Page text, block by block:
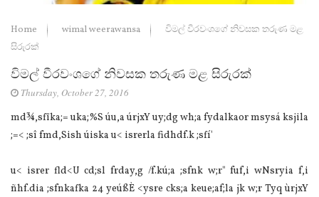
Home wimal weerawansa
විමල් වීරවංශගේ නිවසක තරුණ මළ
සිරුරක්
විමල් වීරවංශගේ නිවසක තරුණ මළ සිරුරක්
Thursday, October 27, 2016
md¾,sfïka;= uka;%S úu,a úrjxY uy;dg wh;a fydalkaor msysá ksjila
;=< ;sî fmd,Sish úiska u< isrerla fidhdf.k ;sfí'
u< isrer fld<U cd;sl frday,g /f.kú;a ;sfnk w;r" fuf,i wNsryia f,i
ñhf.dia ;sfnkafka 24 yeúßÈ <ysre cks;a keue;af;la jk w;r Tyq ùrjxY